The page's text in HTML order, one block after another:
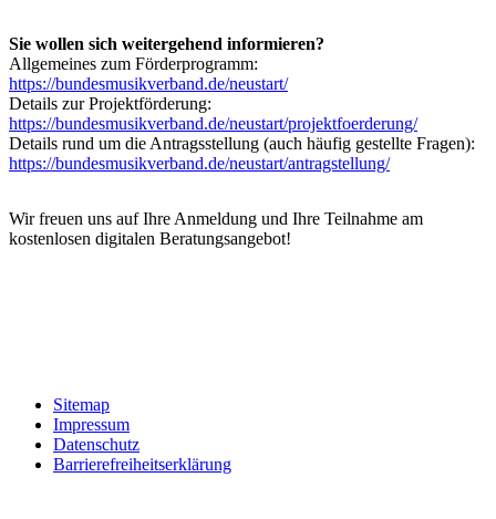
Sie wollen sich weitergehend informieren?
Allgemeines zum Förderprogramm:
https://bundesmusikverband.de/neustart/
Details zur Projektförderung:
https://bundesmusikverband.de/neustart/projektfoerderung/
Details rund um die Antragsstellung (auch häufig gestellte Fragen):
https://bundesmusikverband.de/neustart/antragstellung/
Wir freuen uns auf Ihre Anmeldung und Ihre Teilnahme am
kostenlosen digitalen Beratungsangebot!
Sitemap
Impressum
Datenschutz
Barrierefreiheitserklärung